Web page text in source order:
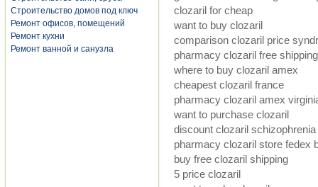
Строительство домов под ключ
Ремонт офисов, помещений
Ремонт кухни
Ремонт ванной и санузла
clozaril for cheap
want to buy clozaril
comparison clozaril price
pharmacy clozaril free
where to buy clozaril amex
cheapest clozaril france
pharmacy clozaril amex
want to purchase clozaril
discount clozaril
pharmacy clozaril store fedex
buy free clozaril shipping
5 price clozaril